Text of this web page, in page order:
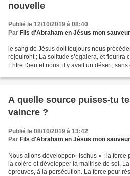
nouvelle
Publié le 12/10/2019 à 08:40
Par Fils d'Abraham en Jésus mon sauveur
le sang de Jésus doit toujours nous
réjouiront ; La solitude s’égaiera, et fleurira
Entre Dieu et nous, il y avait un désert,
A quelle source puises-tu
vaincre ?
Publié le 08/10/2019 à 13:42
Par Fils d'Abraham en Jésus mon sauveur
Nous allons développer« Ischus » : la
la colère et développer la maitrise de soi.
épreuves, à la persécution. La force pour